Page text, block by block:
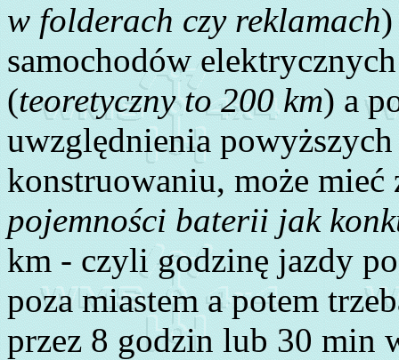
w folderach czy reklamach
samochodów
(teoretyczny to 200 km) a
uwzględnienia
konstruowaniu, może mieć
pojemności baterii jak
km - czyli godzinę jazdy
poza miastem a potem
przez 8 godzin lub 30 min